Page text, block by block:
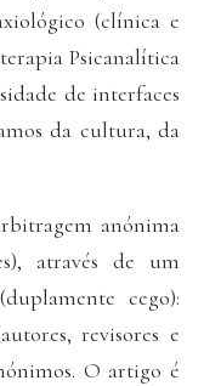
(clínica e
Psicanalítica
de interfaces
da cultura, da
anónima
através de um
cego):
revisores e
O artigo é